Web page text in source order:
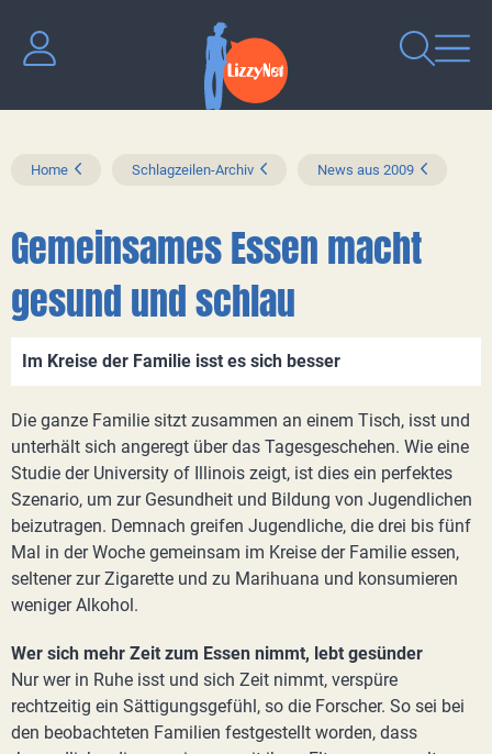
Home Schlagzeilen-Archiv News aus 2009
Gemeinsames Essen macht
gesund und schlau
Im Kreise der Familie isst es sich besser
Die ganze Familie sitzt zusammen an einem Tisch, isst und
unterhält sich angeregt über das Tagesgeschehen. Wie eine
Studie der University of Illinois zeigt, ist dies ein perfektes
Szenario, um zur Gesundheit und Bildung von Jugendlichen
beizutragen. Demnach greifen Jugendliche, die drei bis fünf
Mal in der Woche gemeinsam im Kreise der Familie essen,
seltener zur Zigarette und zu Marihuana und konsumieren
weniger Alkohol.
Wer sich mehr Zeit zum Essen nimmt, lebt gesünder
Nur wer in Ruhe isst und sich Zeit nimmt, verspüre
rechtzeitig ein Sättigungsgefühl, so die Forscher. So sei bei
den beobachteten Familien festgestellt worden, dass